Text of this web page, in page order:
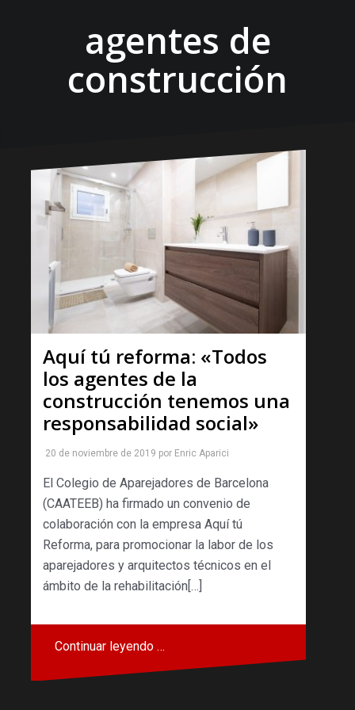
agentes de
construcción
Aquí tú reforma: «Todos
los agentes de la
construcción tenemos una
responsabilidad social»
20 de noviembre de 2019 por Enric Aparici
El Colegio de Aparejadores de Barcelona
(CAATEEB) ha firmado un convenio de
colaboración con la empresa Aquí tú
Reforma, para promocionar la labor de los
aparejadores y arquitectos técnicos en el
ámbito de la rehabilitación[…]
Continuar leyendo …